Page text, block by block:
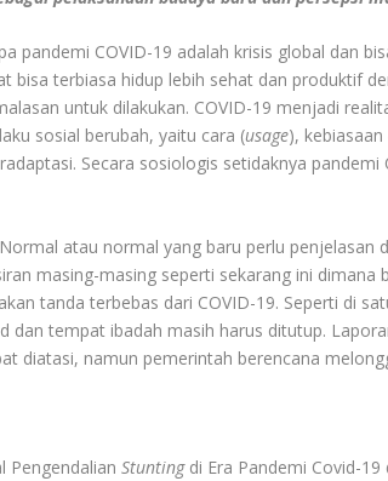
pandemi COVID-19 adalah krisis global dan
bisa terbiasa hidup lebih sehat dan produktif
untuk dilakukan. COVID-19 menjadi
sosial berubah, yaitu cara (usage), kebiasaan
Secara sosiologis setidaknya
atau normal yang baru perlu penjelasan
masing-masing seperti sekarang ini dimana
tanda terbebas dari COVID-19. Seperti di
dan tempat ibadah masih harus ditutup.
diatasi, namun pemerintah berencana
PengendalianStuntingdi Era Pandemi Covid-